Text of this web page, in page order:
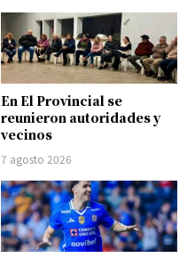
En El Provincial se
reunieron autoridades y
vecinos
7 agosto 2026